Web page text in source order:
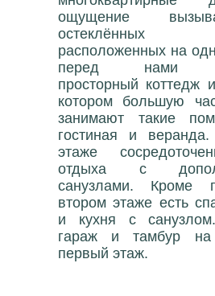
ощущение
остеклённых
расположенных на
перед нами
просторный коттедж
котором большую
занимают такие
гостиная и
этаже
отдыха с
санузлами. Кроме
втором этаже есть
и кухня с
гараж и тамбур
первый этаж.